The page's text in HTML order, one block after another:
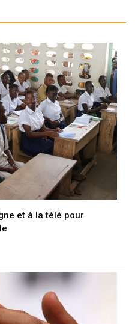
et à la télé pour